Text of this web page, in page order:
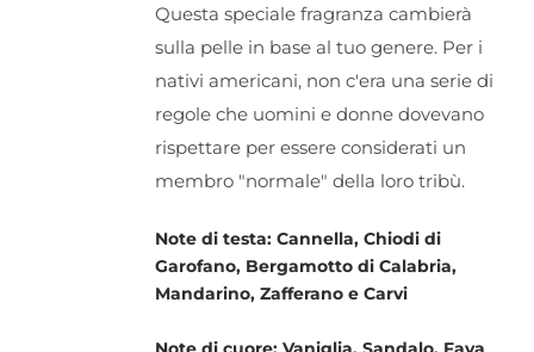
Questa speciale fragranza cambierà
sulla pelle in base al tuo genere. Per i
nativi americani, non c'era una serie di
regole che uomini e donne dovevano
rispettare per essere considerati un
membro "normale" della loro tribù.
Note di testa: Cannella, Chiodi di
Garofano, Bergamotto di Calabria,
Mandarino, Zafferano e Carvi